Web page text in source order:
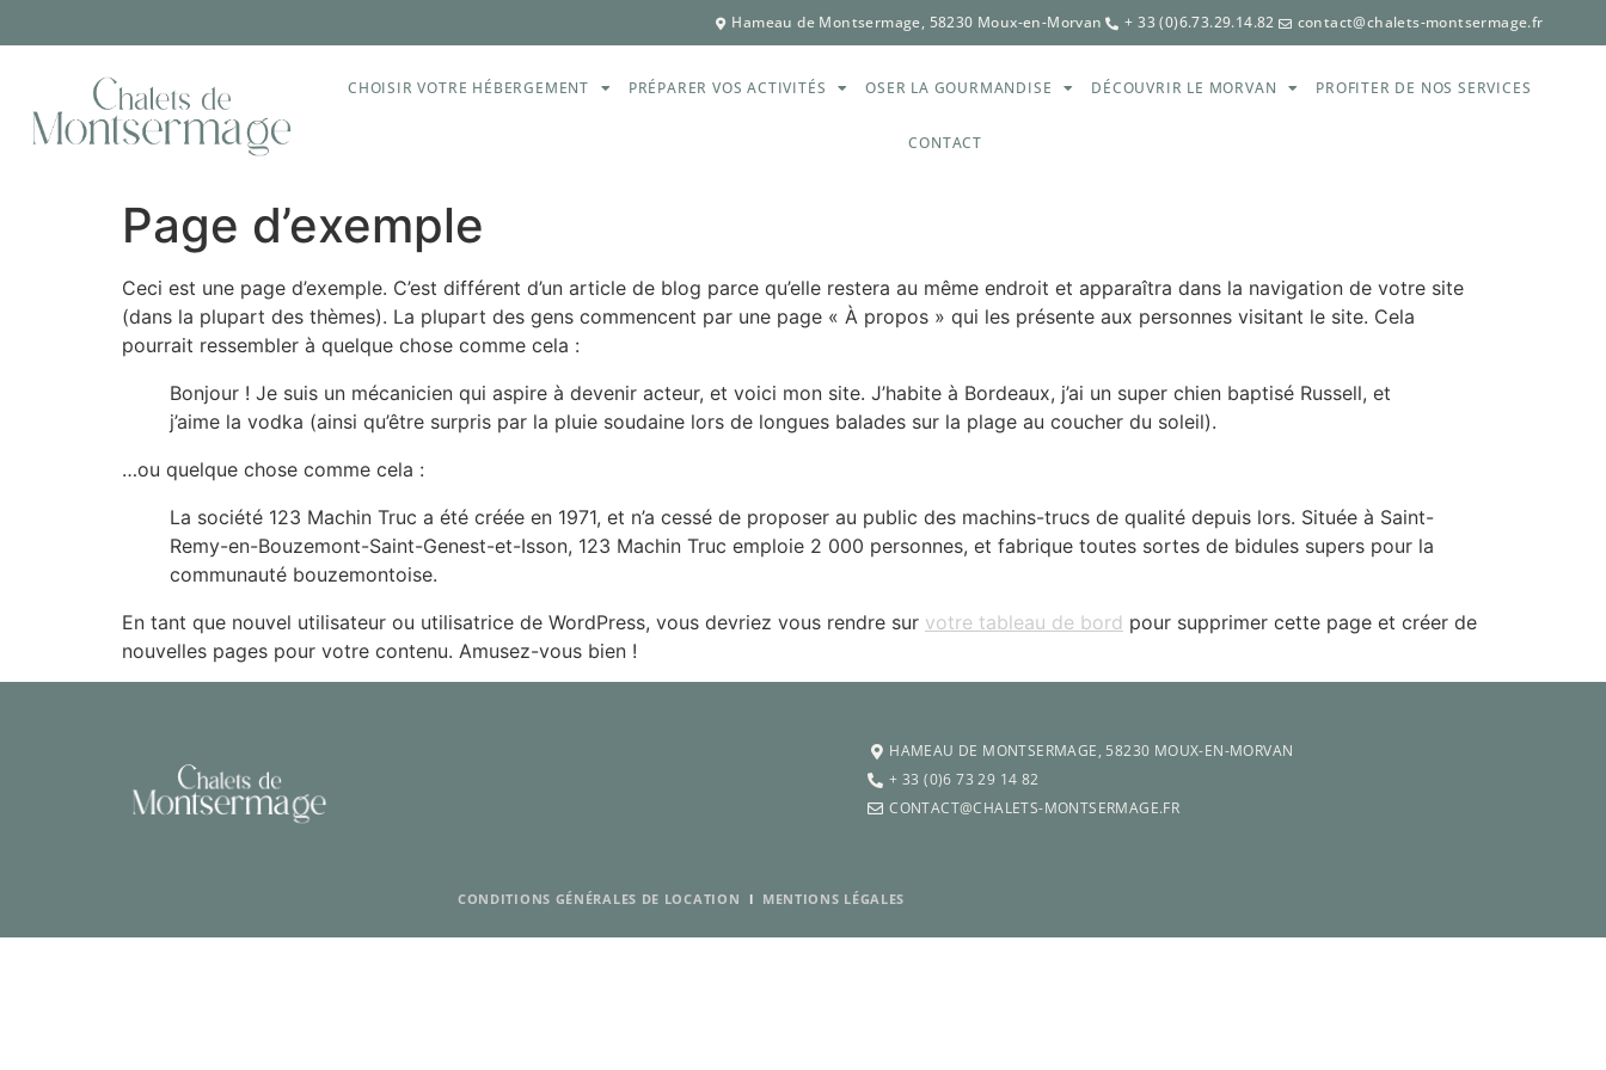
Hameau de Montsermage, 58230 Moux-en-Morvan + 33 (0)6.73.29.14.82 contact@chalets-montsermage.fr
CHOISIR VOTRE HÉBERGEMENT PRÉPARER VOS ACTIVITÉS OSER LA GOURMANDISE DÉCOUVRIR LE MORVAN PROFITER DE NOS SERVICES
CONTACT
Page d’exemple
Ceci est une page d’exemple. C’est différent d’un article de blog parce qu’elle restera au même endroit et apparaîtra dans la navigation de votre site
(dans la plupart des thèmes). La plupart des gens commencent par une page « À propos » qui les présente aux personnes visitant le site. Cela
pourrait ressembler à quelque chose comme cela :
Bonjour ! Je suis un mécanicien qui aspire à devenir acteur, et voici mon site. J’habite à Bordeaux, j’ai un super chien baptisé Russell, et
j’aime la vodka (ainsi qu’être surpris par la pluie soudaine lors de longues balades sur la plage au coucher du soleil).
…ou quelque chose comme cela :
La société 123 Machin Truc a été créée en 1971, et n’a cessé de proposer au public des machins-trucs de qualité depuis lors. Située à Saint-
Remy-en-Bouzemont-Saint-Genest-et-Isson, 123 Machin Truc emploie 2 000 personnes, et fabrique toutes sortes de bidules supers pour la
communauté bouzemontoise.
En tant que nouvel utilisateur ou utilisatrice de WordPress, vous devriez vous rendre sur votre tableau de bord pour supprimer cette page et créer de
nouvelles pages pour votre contenu. Amusez-vous bien !
HAMEAU DE MONTSERMAGE, 58230 MOUX-EN-MORVAN
+ 33 (0)6 73 29 14 82
CONTACT@CHALETS-MONTSERMAGE.FR
CONDITIONS GÉNÉRALES DE LOCATION l MENTIONS LÉGALES